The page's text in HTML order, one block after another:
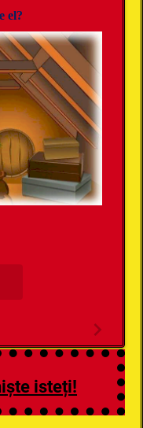
el?
isteți!